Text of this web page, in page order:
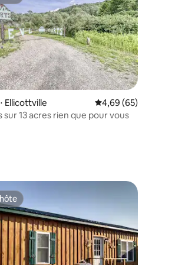
la base de 202 commentaires : 4,81 sur 5
Ellicottville Évaluation moyenne
4,69 (65)
sur 13 acres rien que pour vous